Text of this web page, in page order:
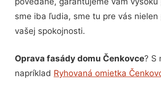
sme iba ľudia, sme tu pre vás
vašej spokojnosti.
Oprava fasády domu Čenkovce? S
napríklad Ryhovaná omietka